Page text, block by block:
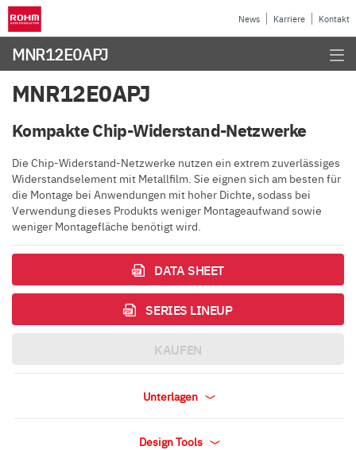
News Karriere Kontakt
MNR12E0APJ
MNR12E0APJ
Kompakte Chip-Widerstand-Netzwerke
Die Chip-Widerstand-Netzwerke nutzen ein extrem zuverlässiges
Widerstandselement mit Metallfilm. Sie eignen sich am besten für
die Montage bei Anwendungen mit hoher Dichte, sodass bei
Verwendung dieses Produkts weniger Montageaufwand sowie
weniger Montagefläche benötigt wird.
DATA SHEET
SERIES LINEUP
KAUFEN
Unterlagen
Design Tools